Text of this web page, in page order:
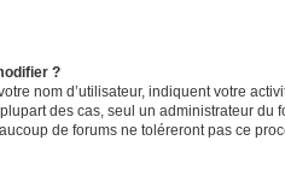
?
nom d’utilisateur, indiquent votre
des cas, seul un administrateur
de forums ne toléreront pas ce